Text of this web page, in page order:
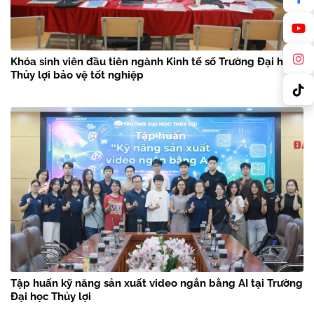
Khóa sinh viên đầu tiên ngành Kinh tế số Trường Đại học
Thủy lợi bảo vệ tốt nghiệp
Tập huấn kỹ năng sản xuất video ngắn bằng AI tại Trường
Đại học Thủy lợi